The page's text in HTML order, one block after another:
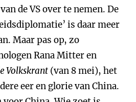
de VS over te nemen. De
is daar meer
Maar pas op, zo
Rana Mitter en
Volkskrant (van 8 mei), het
eer en glorie van China.